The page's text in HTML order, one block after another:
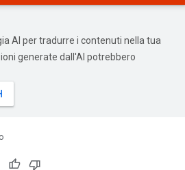
AI per tradurre i contenuti nella tua
generate dall'AI potrebbero